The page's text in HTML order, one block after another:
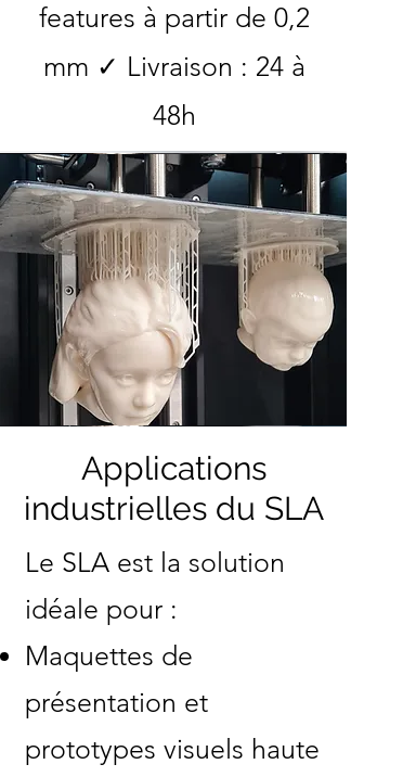
features à partir de 0,2
mm ✓ Livraison : 24 à
48h
Applications
industrielles du SLA
Le SLA est la solution
idéale pour :
Maquettes de
présentation et
prototypes visuels haute